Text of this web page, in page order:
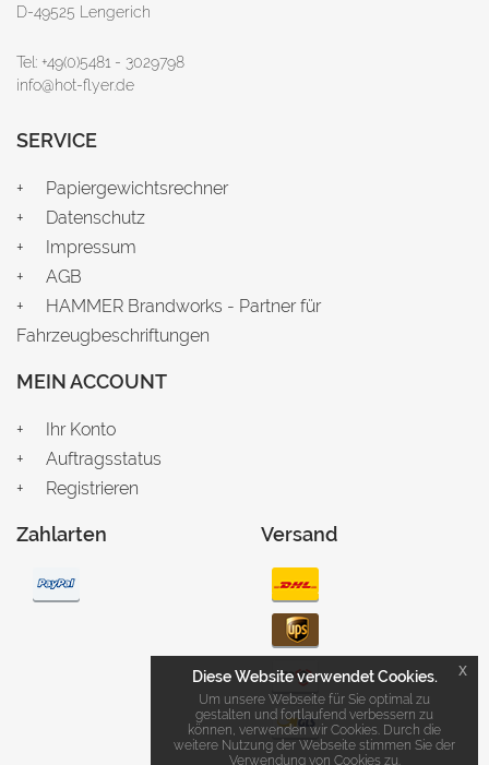
D-49525 Lengerich
Tel: +49(0)5481 - 3029798
info@hot-flyer.de
SERVICE
Papiergewichtsrechner
Datenschutz
Impressum
AGB
HAMMER Brandworks - Partner für
Fahrzeugbeschriftungen
MEIN ACCOUNT
Ihr Konto
Auftragsstatus
Registrieren
Zahlarten Versand
Diese Website verwendet Cookies.
Um unsere Webseite für Sie optimal zu
gestalten und fortlaufend verbessern zu
können, verwenden wir Cookies. Durch die
weitere Nutzung der Webseite stimmen Sie der
Verwendung von Cookies zu.
x